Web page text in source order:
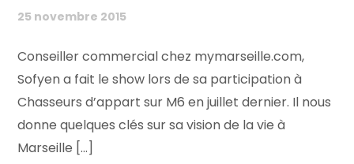
25 novembre 2015
Conseiller commercial chez mymarseille.com,
Sofyen a fait le show lors de sa participation à
Chasseurs d’appart sur M6 en juillet dernier. Il nous
donne quelques clés sur sa vision de la vie à
Marseille [...]